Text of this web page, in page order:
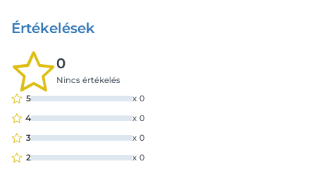
Értékelések
0
Nincs értékelés
5
x 0
4
x 0
3
x 0
2
x 0